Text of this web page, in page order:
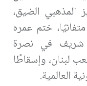
المذهبي الضيق،
ختم عمره
شريف في نصرة
لبنان، وإسقاطًا
العالمية.